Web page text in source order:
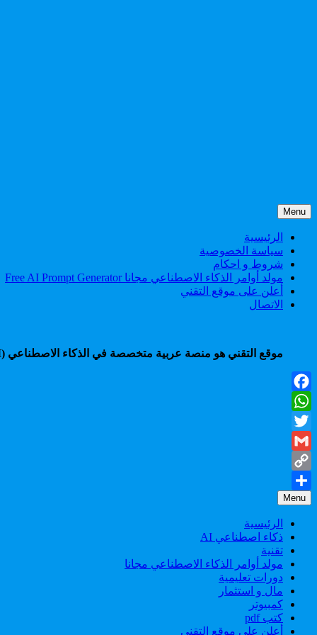
Skip
to
content
Menu
الرئيسية
سياسة الخصوصية
شروط و احكام
مولد أوامر الذكاء الاصطناعي مجانا Free AI Prompt Generator
أعلن على موقع التقني
الاتصال
موقع التقني هو منصة عربية متخصصة في الذكاء الاصطناعي (AI)، تقدم شروحات، أدوات، أخبار، ودروس عملية لمساعدتك على التعلم، الإنتاجية، والربح من أحدث تقنيات الذكاء الاصطناعي.
Facebook
WhatsApp
Twitter
Gmail
Copy
Link
Share
Menu
الرئيسية
ذكاء اصطناعي AI
تقنية
مولد أوامر الذكاء الاصطناعي مجانا
دورات تعليمية
مال و استثمار
كمبيوتر
كتب pdf
أعلن على موقع التقني